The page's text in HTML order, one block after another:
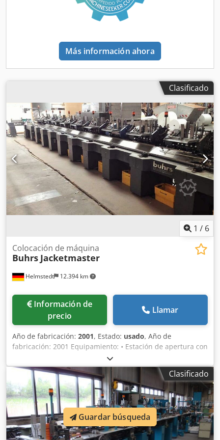
táctil Simatic Equipamiento opcional (¡no incluido!) - 1
Controlador base Balsfulland - 2 Balsfulland BVS 8000 - 1
Caja de cambio de producto Balsfulland BVS 8000 ¡Todos
la información técnica se ha extraído en su mayor parte de
la documentación del fabricante, no se puede garantizar
Más información ahora
Clasificado
1 / 6
Helmstedt 12.394 km
Colocación de máquina
Buhrs Jacketmaster
Información de
precio
Llamar
Año de fabricación: 2001, Estado: usado, Año de
fabricación: 2001 Equipamiento: • Estación de apertura con
aspirador y cuchilla • Alimentador principal de producto •
10 alimentadores de productos secundarios • Dispositivo
de alimentación de bandas Csdpfx Apsc Ndt Eomsrf • 2
bombas de aire comprimido/vacío
Clasificado
Guardar búsqueda